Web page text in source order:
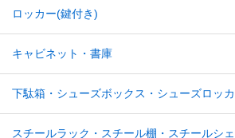
ロッカー(鍵付き)
キャビネット・書庫
下駄箱・シューズボックス・シューズロッ
スチールラック・スチール棚・スチールシ